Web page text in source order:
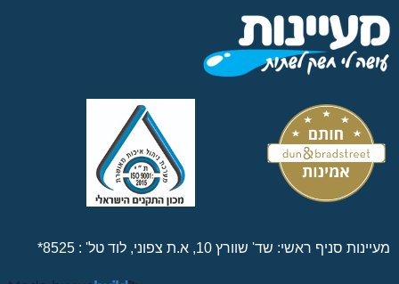
מעיינות סניף ראשי: שד' שוורץ 10, א.ת צפוני, לוד טל' : 8525*